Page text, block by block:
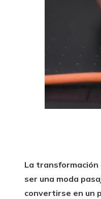
La transformación
ser una moda
convertirse en un